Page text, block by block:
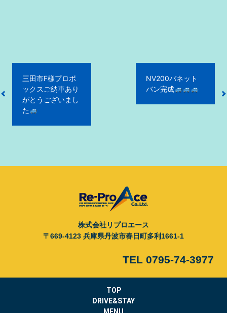
ナ
ン
三田市F様プロボ
ックスご納車あり
がとうございまし
た
NV200バネット
バン完成
株式会社リプロエース
〒669-4123 兵庫県丹波市春日町多利1661-1
TEL 0795-74-3977
TOP
DRIVE&STAY